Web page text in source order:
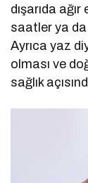
dışarıda
saatler ya
Ayrıca yaz
olması ve
sağlık